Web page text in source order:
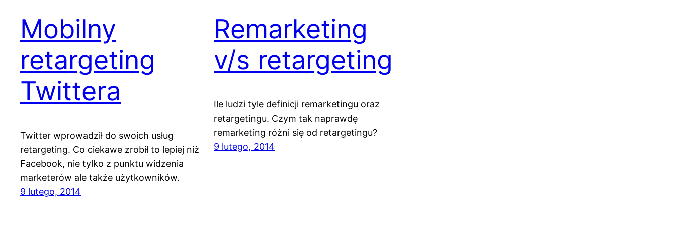
Mobilny
retargeting
Twittera
Twitter wprowadził do swoich usług
retargeting. Co ciekawe zrobił to lepiej niż
Facebook, nie tylko z punktu widzenia
marketerów ale także użytkowników.
9 lutego, 2014
Remarketing
v/s retargeting
Ile ludzi tyle definicji remarketingu oraz
retargetingu. Czym tak naprawdę
remarketing różni się od retargetingu?
9 lutego, 2014